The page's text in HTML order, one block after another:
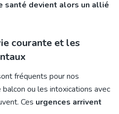
santé devient alors un allié
courante et les
fréquents pour nos
ou les intoxications avec
Ces urgences arrivent